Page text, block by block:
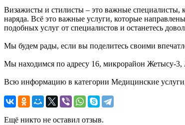
Визажисты и стилисты – это важные специалисты,
наряда. Всё это важные услуги, которые
подобных услуг от специалистов и останетесь
Мы будем рады, если вы поделитесь своими
Мы находимся по адресу 16, микрорайон Жетысу-3,
Всю информацию в категории Медицинские
Ещё никто не оставил отзыв.